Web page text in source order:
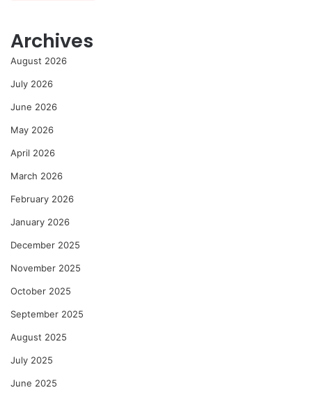
Archives
August 2026
July 2026
June 2026
May 2026
April 2026
March 2026
February 2026
January 2026
December 2025
November 2025
October 2025
September 2025
August 2025
July 2025
June 2025